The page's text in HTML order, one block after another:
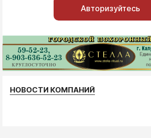
Авторизуйтесь
НОВОСТИ КОМПАНИЙ